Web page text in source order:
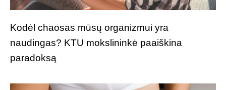
Kodėl chaosas mūsų organizmui yra
naudingas? KTU mokslininkė paaiškina
paradoksą